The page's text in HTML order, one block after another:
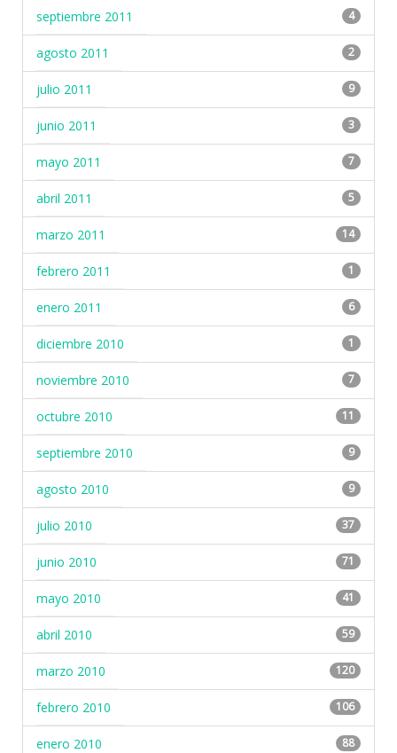
septiembre 2011 4
agosto 2011 2
julio 2011 9
junio 2011 3
mayo 2011 7
abril 2011 5
marzo 2011 14
febrero 2011 1
enero 2011 6
diciembre 2010 1
noviembre 2010 7
octubre 2010 11
septiembre 2010 9
agosto 2010 9
julio 2010 37
junio 2010 71
mayo 2010 41
abril 2010 59
marzo 2010 120
febrero 2010 106
enero 2010 88